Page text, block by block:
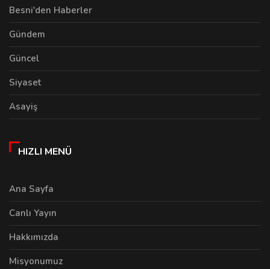
Besni'den Haberler
Gündem
Güncel
Siyaset
Asayiş
HIZLI MENÜ
Ana Sayfa
Canlı Yayın
Hakkımızda
Misyonumuz